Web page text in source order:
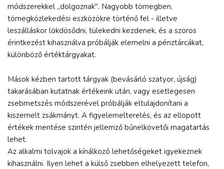
módszerekkel „dolgoznak". Nagyobb tömegben,
tömegközlekedési eszközökre történő fel - illetve
leszálláskor lökdösődni, tülekedni kezdenek, és a szoros
érintkezést kihasználva próbálják elemelni a pénztárcákat,
különböző értéktárgyakat.
Mások kézben tartott tárgyak (bevásárló szatyor, újság)
takarásában kutatnak értékeink után, vagy esetlegesen
zsebmetszés módszerével próbálják eltulajdonítani a
kiszemelt zsákmányt. A figyelemelterelés, és az ellopott
értékek mentése szintén jellemző bűnelkövetői magatartás
lehet.
Az alkalmi tolvajok a kínálkozó lehetőségeket igyekeznek
kihasználni. Ilyen lehet a külső zsebben elhelyezett telefon,